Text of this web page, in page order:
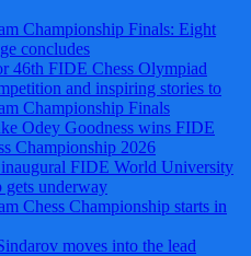
Championship Finals: Eight
concludes
46th FIDE Chess Olympiad
and inspiring stories to
Championship Finals
Odey Goodness wins FIDE
Championship 2026
FIDE World University
gets underway
Chess Championship starts in
moves into the lead